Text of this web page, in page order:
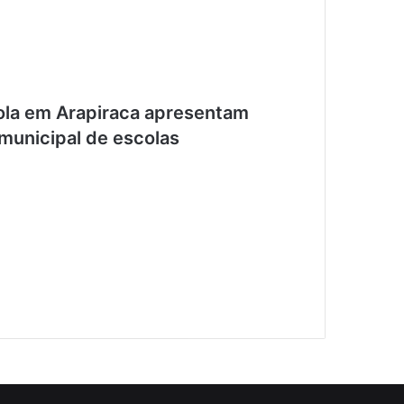
em Arapiraca apresentam
de escolas